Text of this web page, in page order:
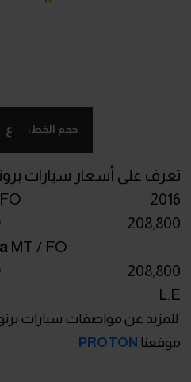
حجم الخط: ع
2016
FO
AT/ FO 208,800
MT / FO
AT/ FO 208,800
L.E
للمزيد عن مواصفات سيارات
موقعنا PROTON